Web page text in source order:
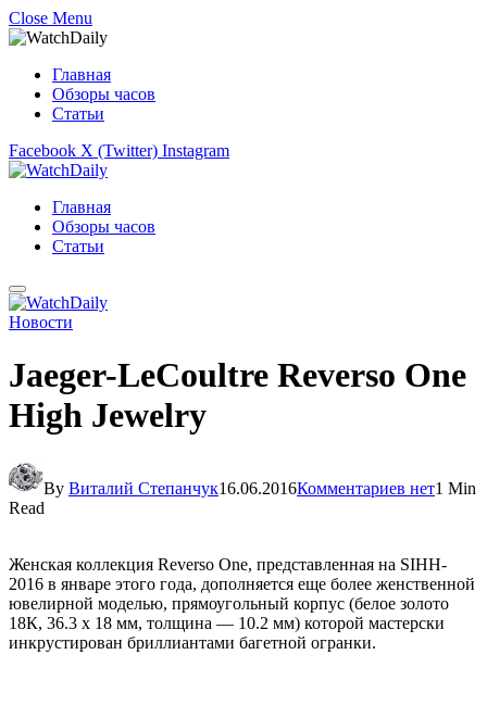
Close Menu
Главная
Обзоры часов
Статьи
Facebook X (Twitter) Instagram
Главная
Обзоры часов
Статьи
Новости
Jaeger-LeCoultre Reverso One
High Jewelry
By Виталий Степанчук16.06.2016Комментариев нет1 Min
Read
Женская коллекция Reverso One, представленная на SIHH-
2016 в январе этого года, дополняется еще более женственной
ювелирной моделью, прямоугольный корпус (белое золото
18К, 36.3 х 18 мм, толщина — 10.2 мм) которой мастерски
инкрустирован бриллиантами багетной огранки.